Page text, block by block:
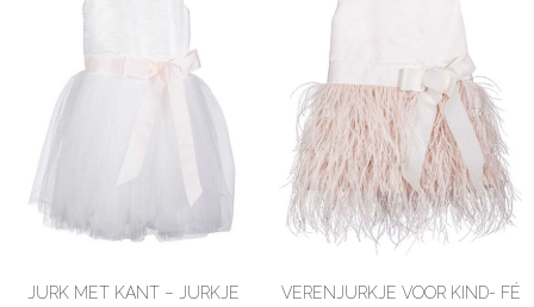
JURK MET KANT – JURKJE
VERENJURKJE VOOR KIND- FÉ